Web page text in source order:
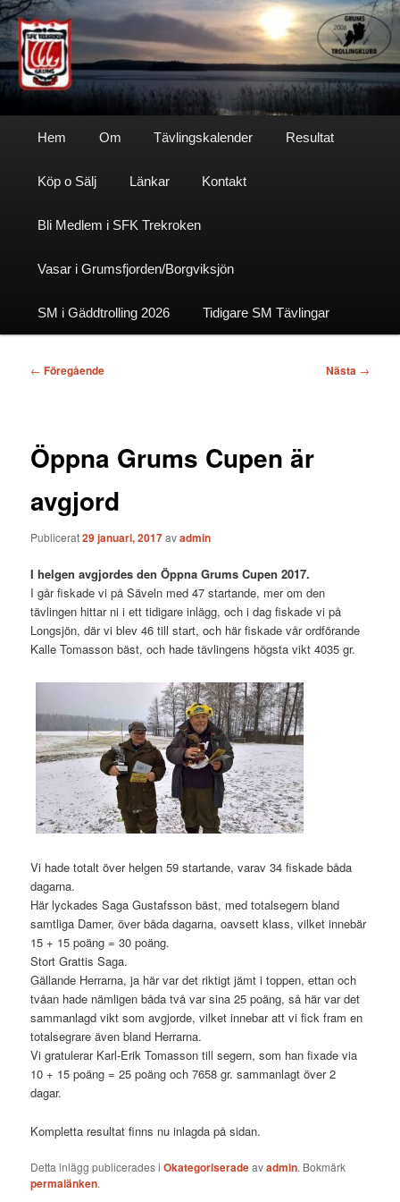
Hoppa
till
primärt
innehållSfktrekroken
Hem Om Tävlingskalender Resultat
Köp o Sälj Länkar Kontakt
Bli Medlem i SFK Trekroken
Vasar i Grumsfjorden/Borgviksjön
SM i Gäddtrolling 2026 Tidigare SM Tävlingar
Inläggsnavigering
← Föregående Nästa →
Öppna Grums Cupen är
avgjord
Publicerat29 januari, 2017avadmin
I helgen avgjordes den Öppna Grums Cupen 2017.
I går fiskade vi på Säveln med 47 startande, mer om den
tävlingen hittar ni i ett tidigare inlägg, och i dag fiskade vi på
Longsjön, där vi blev 46 till start, och här fiskade vår ordförande
Kalle Tomasson bäst, och hade tävlingens högsta vikt 4035 gr.
Vi hade totalt över helgen 59 startande, varav 34 fiskade båda
dagarna.
Här lyckades Saga Gustafsson bäst, med totalsegern bland
samtliga Damer, över båda dagarna, oavsett klass, vilket innebär
15 + 15 poäng = 30 poäng.
Stort Grattis Saga.
Gällande Herrarna, ja här var det riktigt jämt i toppen, ettan och
tvåan hade nämligen båda två var sina 25 poäng, så här var det
sammanlagd vikt som avgjorde, vilket innebar att vi fick fram en
totalsegrare även bland Herrarna.
Vi gratulerar Karl-Erik Tomasson till segern, som han fixade via
10 + 15 poäng = 25 poäng och 7658 gr. sammanlagt över 2
dagar.
Kompletta resultat finns nu inlagda på sidan.
Detta inlägg publicerades iOkategoriseradeavadmin. Bokmärk
permalänken.